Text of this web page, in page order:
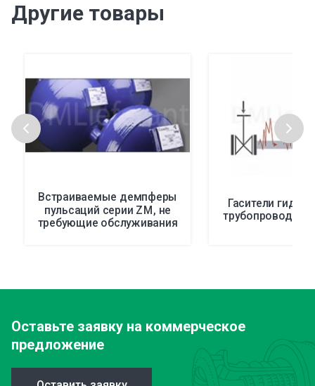
Другие товары
Встраиваемые демпферы
пульсаций серии ZM, не
требующие обслуживания
Гасители
трубопроводах
Оставьте заявку на коммерческое
предложение